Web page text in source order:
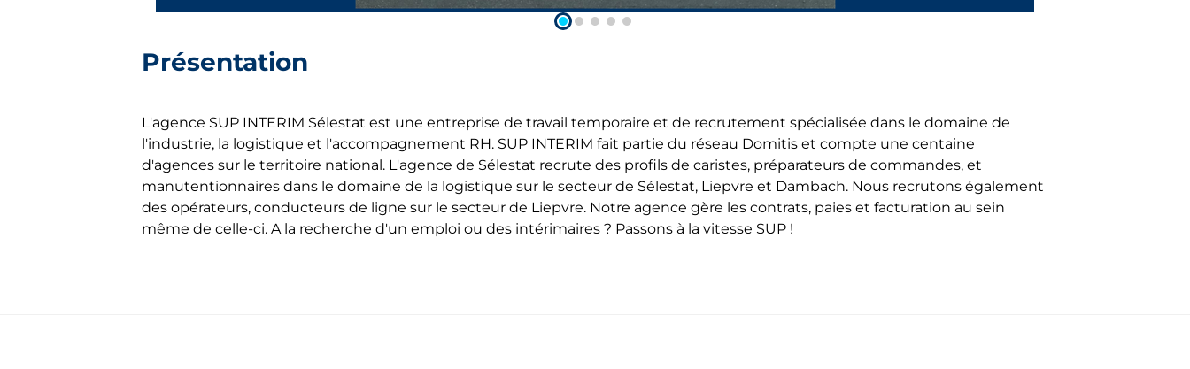
Présentation
L'agence SUP INTERIM Sélestat est une entreprise de travail temporaire et de recrutement spécialisée dans le domaine de
l'industrie, la logistique et l'accompagnement RH. SUP INTERIM fait partie du réseau Domitis et compte une centaine
d'agences sur le territoire national. L'agence de Sélestat recrute des profils de caristes, préparateurs de commandes, et
manutentionnaires dans le domaine de la logistique sur le secteur de Sélestat, Liepvre et Dambach. Nous recrutons également
des opérateurs, conducteurs de ligne sur le secteur de Liepvre. Notre agence gère les contrats, paies et facturation au sein
même de celle-ci. A la recherche d'un emploi ou des intérimaires ? Passons à la vitesse SUP !